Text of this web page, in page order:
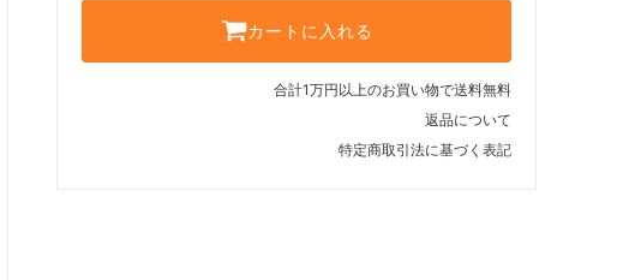
カートに入れる
合計1万円以上のお買い物で送料無料
返品について
特定商取引法に基づく表記